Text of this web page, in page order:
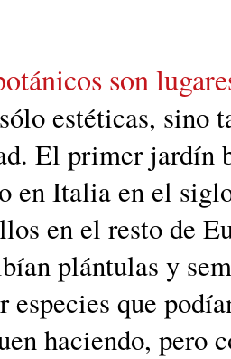
son
estéticas, sino
El primer jardín
en Italia enel
en el resto de
plántulas y
especies que
haciendo, pero